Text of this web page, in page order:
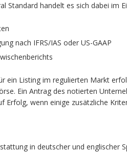
Standard handelt es sich dabei im
nach IFRS/IAS oder US-GAAP
ein Listing im regulierten Markt
Ein Antrag des notierten
Erfolg, wenn einige zusätzliche
in deutscher und englischer